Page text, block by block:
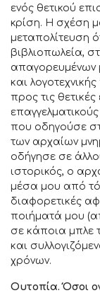
ενός θετικού
κρίση. Η σχέση
μεταπολίτευση
βιβλιοπωλεία,
απαγορευμένων
και
προς τις
που οδηγούσε
των αρχαίων
οδήγησε σε
ιστορικός, ο
μέσα μου από
διαφορετικές
ποιήματά μου
σε κάποια μπλε
και
χρόνων.
Ουτοπία. Όσοι